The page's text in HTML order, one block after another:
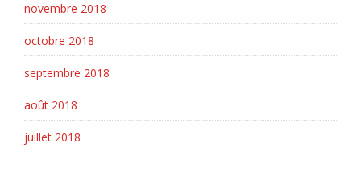
novembre 2018
octobre 2018
septembre 2018
août 2018
juillet 2018